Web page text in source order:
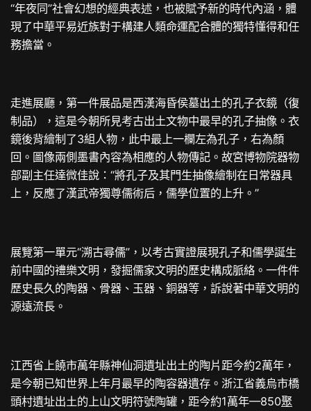
“年夜同”社會幻想的經典表述，也被賦予新的時代內涵，體
現了中華平易近族對于構建人類命運配合體的獨特懂得和任
務擔當。
走進展廳，第一件展品是西漢海昏侯墓出土的孔子衣鏡（復
制品），這是今朝所見考古出土文物中最早的孔子抽像。衣
鏡後背繪制了3組人物，此中最上一欄左為孔子，右為顏
回。圖像兩側墨書內容為相應的人物傳記。故宮博物院器物
部副主任達微佳說：“將孔子及其門生抽像繪制在日常器具
上，反應了漢武帝獨尊儒術后，儒學位置的上升。”
展覽第一單元“溯古尋儒”，以考古實證展現孔子和儒學誕生
前中國的禮樂文明，發掘儒家文明的歷史構成脈絡。一件件
歷史長久的陶器、骨器、玉器、銅器等，訴說著中華文明的
源遠流長。
江西省上饒市萬年縣神仙洞遺址出土的陶片距今約2萬年，
是今朝已知世界上年月最早的陶容器遺存。浙江省義烏市橋
頭村遺址出土的上山文明符號陶罐，距今約1萬年—850聚